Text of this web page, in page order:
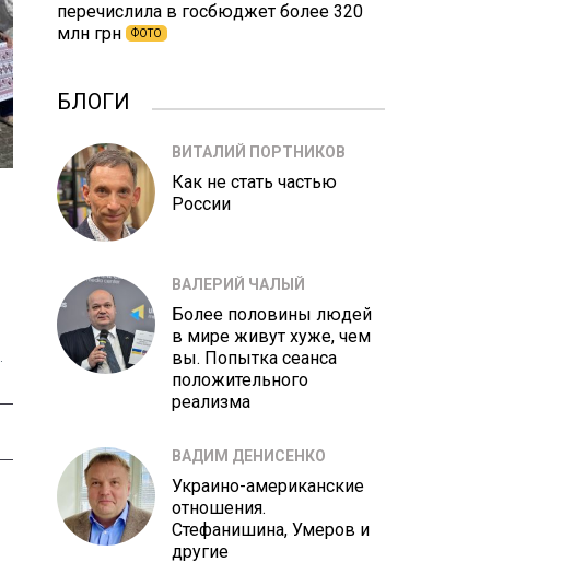
перечислила в госбюджет более 320
млн грн
ФОТО
БЛОГИ
ВИТАЛИЙ ПОРТНИКОВ
Как не стать частью
России
ВАЛЕРИЙ ЧАЛЫЙ
Более половины людей
в мире живут хуже, чем
вы. Попытка сеанса
положительного
реализма
ВАДИМ ДЕНИСЕНКО
Украино-американские
отношения.
Стефанишина, Умеров и
другие